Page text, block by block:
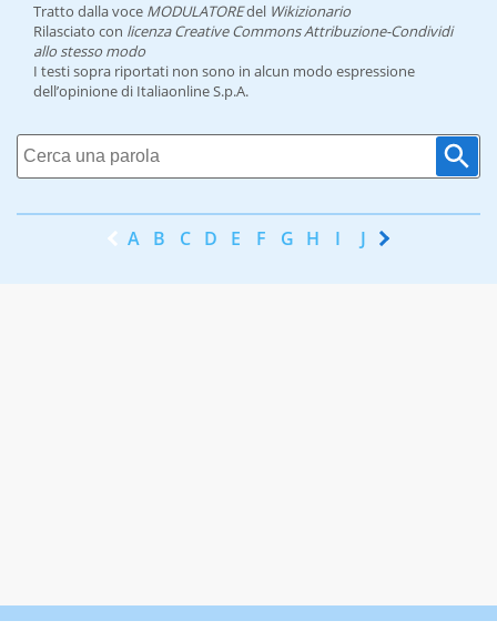
Tratto dalla voce MODULATOREdel Wikizionario
Rilasciato con licenza Creative Commons Attribuzione-Condividi
allo stesso modo
I testi sopra riportati non sono in alcun modo espressione
dell’opinione di Italiaonline S.p.A.
A B C D E F G H I J K